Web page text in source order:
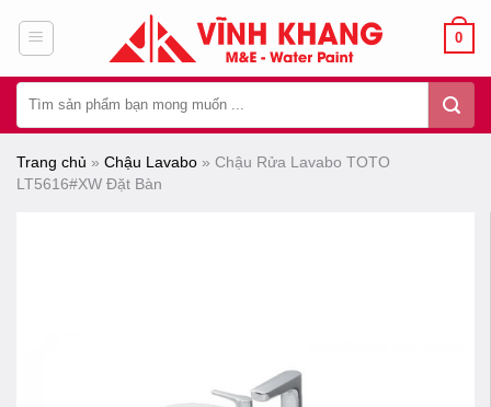
dung
0
kiếm:
Trang chủ » Chậu Lavabo » Chậu Rửa Lavabo TOTO
LT5616#XW Đặt Bàn